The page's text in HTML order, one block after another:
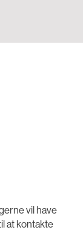
vil have
at kontakte